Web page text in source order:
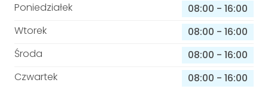
Poniedziałek 08:00 - 16:00
Wtorek
08:00 - 16:00
Środa
08:00 - 16:00
Czwartek
08:00 - 16:00